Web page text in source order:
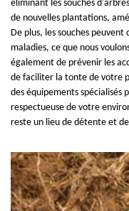
éliminant les souches
de nouvelles plantations,
De plus, les souches
maladies, ce que nous
également de prévenir les
de faciliter la tonte de votre
des équipements
respectueuse de votre
reste un lieu de détente et